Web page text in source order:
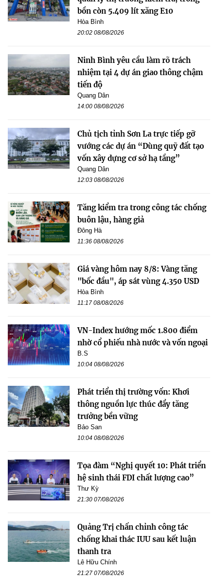
bồn còn 5.409 lít xăng E10
Hòa Bình
20:02 08/08/2026
Ninh Bình yêu cầu làm rõ trách
nhiệm tại 4 dự án giao thông chậm
tiến độ
Quang Dân
14:00 08/08/2026
Chủ tịch tỉnh Sơn La trực tiếp gỡ
vướng các dự án “Dùng quỹ đất tạo
vốn xây dựng cơ sở hạ tầng”
Quang Dân
12:03 08/08/2026
Tăng kiểm tra trong công tác chống
buôn lậu, hàng giả
Đông Hà
11:36 08/08/2026
Giá vàng hôm nay 8/8: Vàng tăng
"bốc đầu", áp sát vùng 4.350 USD
Hòa Bình
11:17 08/08/2026
VN-Index hướng mốc 1.800 điểm
nhờ cổ phiếu nhà nước và vốn ngoại
B.S
10:04 08/08/2026
Phát triển thị trường vốn: Khơi
thông nguồn lực thúc đẩy tăng
trưởng bền vững
Bảo San
10:04 08/08/2026
Tọa đàm “Nghị quyết 10: Phát triển
hệ sinh thái FDI chất lượng cao”
Thư Kỳ
21:30 07/08/2026
Quảng Trị chấn chỉnh công tác
chống khai thác IUU sau kết luận
thanh tra
Lê Hữu Chính
21:27 07/08/2026